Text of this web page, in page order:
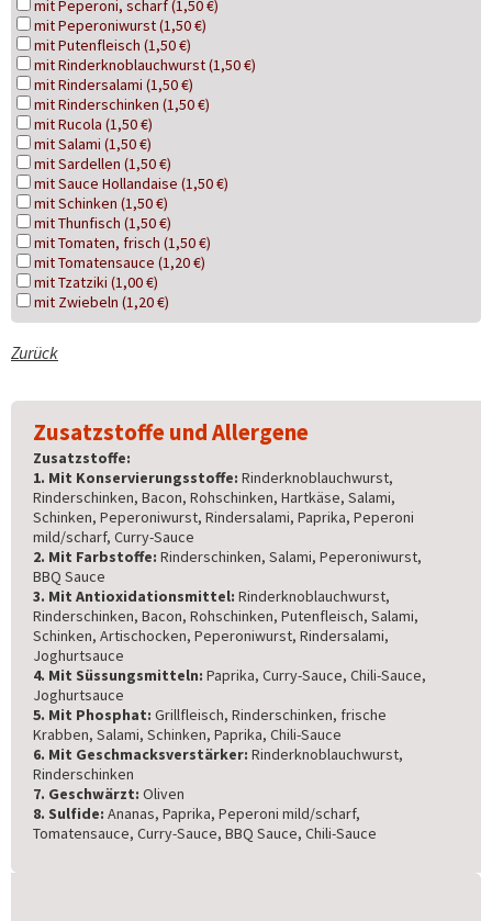
mit Peperoni, scharf (1,50 €)
mit Peperoniwurst (1,50 €)
mit Putenfleisch (1,50 €)
mit Rinderknoblauchwurst (1,50 €)
mit Rindersalami (1,50 €)
mit Rinderschinken (1,50 €)
mit Rucola (1,50 €)
mit Salami (1,50 €)
mit Sardellen (1,50 €)
mit Sauce Hollandaise (1,50 €)
mit Schinken (1,50 €)
mit Thunfisch (1,50 €)
mit Tomaten, frisch (1,50 €)
mit Tomatensauce (1,20 €)
mit Tzatziki (1,00 €)
mit Zwiebeln (1,20 €)
Zurück
Zusatzstoffe und Allergene
Zusatzstoffe:
1. Mit Konservierungsstoffe: Rinderknoblauchwurst,
Rinderschinken, Bacon, Rohschinken, Hartkäse, Salami,
Schinken, Peperoniwurst, Rindersalami, Paprika, Peperoni
mild/scharf, Curry-Sauce
2. Mit Farbstoffe: Rinderschinken, Salami, Peperoniwurst,
BBQ Sauce
3. Mit Antioxidationsmittel: Rinderknoblauchwurst,
Rinderschinken, Bacon, Rohschinken, Putenfleisch, Salami,
Schinken, Artischocken, Peperoniwurst, Rindersalami,
Joghurtsauce
4. Mit Süssungsmitteln: Paprika, Curry-Sauce, Chili-Sauce,
Joghurtsauce
5. Mit Phosphat: Grillfleisch, Rinderschinken, frische
Krabben, Salami, Schinken, Paprika, Chili-Sauce
6. Mit Geschmacksverstärker: Rinderknoblauchwurst,
Rinderschinken
7. Geschwärzt: Oliven
8. Sulfide: Ananas, Paprika, Peperoni mild/scharf,
Tomatensauce, Curry-Sauce, BBQ Sauce, Chili-Sauce